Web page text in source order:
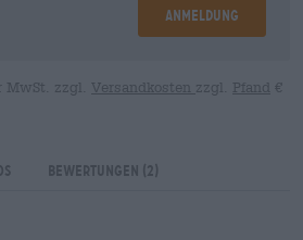
Anmeldung
MwSt. zzgl. Versandkosten zzgl. Pfand €
Bewertungen (2)